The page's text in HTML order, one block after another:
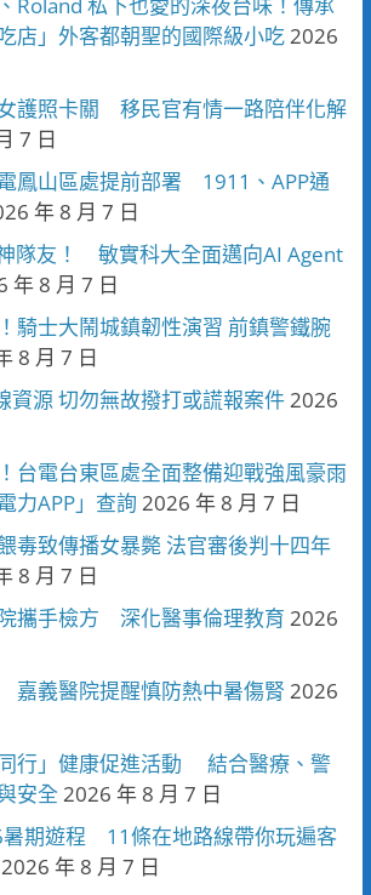
店」外客都朝聖的國際級小吃2026
護照卡關 移民官有情一路陪伴化解
7 日
鳳山區處提前部署 1911、APP通
年 8 月 7 日
隊友！ 敏實科大全面邁向AI Agent
年 8 月 7 日
騎士大鬧城鎮韌性演習 前鎮警鐵腕
8 月 7 日
資源 切勿無故撥打或謊報案件2026
台電台東區處全面整備迎戰強風豪雨
力APP」查詢 2026 年 8 月 7 日
毒致傳播女暴斃 法官審後判十四年
8 月 7 日
攜手檢方 深化醫事倫理教育 2026
義醫院提醒慎防熱中暑傷腎 2026
行」健康促進活動 結合醫療、警
安全 2026 年 8 月 7 日
期遊程 11條在地路線帶你玩遍客
2026 年 8 月 7 日